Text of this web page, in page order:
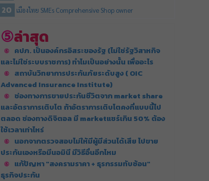
เมืองไทย SMEs Comprehensive Shop owner
ล่าสุด
คปภ. เป็นองค์กรอิสระของรัฐ (ไม่ใช่รัฐวิสาหกิจ
และไม่ใช่ระบบราชการ) ทำไมเป็นอย่างนั้น เพื่ออะไร
สถาบันวิทยาการประกันภัยระดับสูง ( OIC
Advanced Insurance Institute)
ช่องทางการขายประกันชีวิตจาก market share
และอัตราการเติบโต ถ้าอัตราการเติบโตคงที่แบบนี้ไป
ตลอด ช่องทางดิจิตอล มี marketแชร์เกิน 50% ต้อง
ใช้เวลาเท่าไหร่
นอกจากตรวจสอบไม่ให้มีผู้มีส่วนได้เสีย ไปขาย
ประกันเองหรือมีนอมินี มีวิธีอื่นอีกไหม
แก้ปัญหา "สงครามราคา + ธุรกรรมทับซ้อน"
ธุรกิจประกัน